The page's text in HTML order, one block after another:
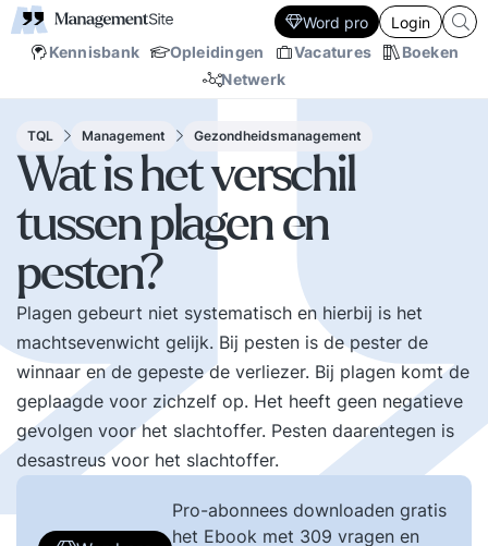
Kennisbank Opleidingen Vacatures
Boeken
Netwerk
Word pro Login
TQL Management Gezondheidsmanagement
Wat is het verschil
tussen plagen en
pesten?
Plagen gebeurt niet systematisch en hierbij is het
machtsevenwicht gelijk. Bij pesten is de pester de
winnaar en de gepeste de verliezer. Bij plagen komt de
geplaagde voor zichzelf op. Het heeft geen negatieve
gevolgen voor het slachtoffer. Pesten daarentegen is
desastreus voor het slachtoffer.
Pro-abonnees downloaden gratis
het Ebook met 309 vragen en